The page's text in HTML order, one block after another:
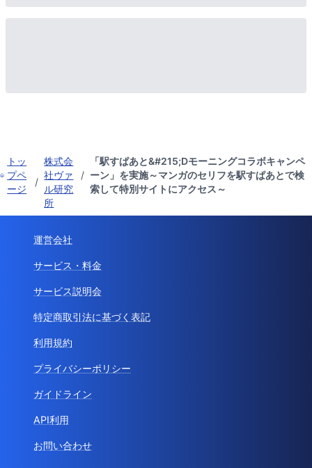
トッ
プペ
ージ
/
株式会
社ヴァ
ル研究
所
/
「駅すぱあと&#215;Dモーニングコラボキャンペ
ーン」を実施～マンガのセリフを駅すぱあとで検
索して特別サイトにアクセス～
運営会社
サービス・料金
サービス説明会
特定商取引法に基づく表記
利用規約
プライバシーポリシー
ガイドライン
API利用
お問い合わせ